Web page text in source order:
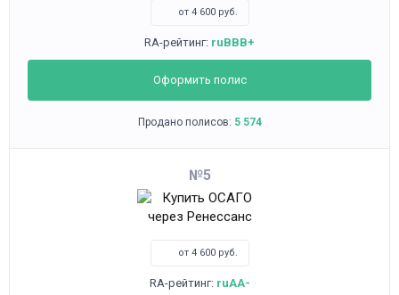
от 4 600 руб.
RA-рейтинг: ruBBB+
Оформить полис
Продано полисов: 5 574
5
от 4 600 руб.
RA-рейтинг: ruAA-